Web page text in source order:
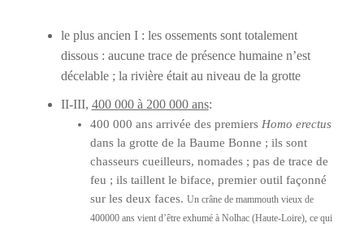
le plus ancien I : les ossements sont totalement
dissous : aucune trace de présence humaine n’est
décelable ; la rivière était au niveau de la grotte
II-III, 400 000 à 200 000 ans:
400 000 ans arrivée des premiers Homo erectus
dans la grotte de la Baume Bonne ; ils sont
chasseurs cueilleurs, nomades ; pas de trace de
feu ; ils taillent le biface, premier outil façonné
sur les deux faces. Un crâne de mammouth vieux de
400000 ans vient d’être exhumé à Nolhac (Haute-Loire), ce qui